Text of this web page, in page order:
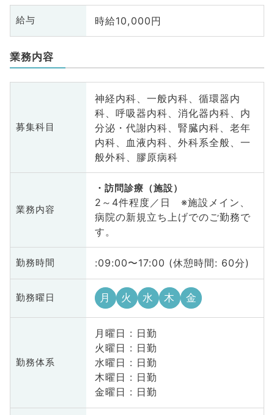
給与 時給10,000円
業務内容
募集科目
神経内科、一般内科、循環器内
科、呼吸器内科、消化器内科、内
分泌・代謝内科、腎臓内科、老年
内科、血液内科、外科系全般、一
般外科、膠原病科
業務内容
訪問診療（施設）
2～4件程度／日 ※施設メイン、
病院の新規立ち上げでのご勤務で
す。
勤務時間 :09:00〜17:00 (休憩時間: 60分)
勤務曜日 月 火 水 木 金
勤務体系
月曜日 : 日勤
火曜日 : 日勤
水曜日 : 日勤
木曜日 : 日勤
金曜日 : 日勤